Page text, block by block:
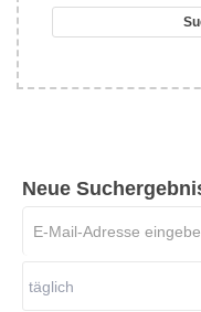
Neue
Adresse
täglich